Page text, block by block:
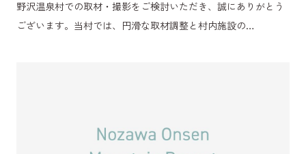
野沢温泉村での取材・撮影をご検討いただき、誠にありがとう
ございます。当村では、円滑な取材調整と村内施設の…